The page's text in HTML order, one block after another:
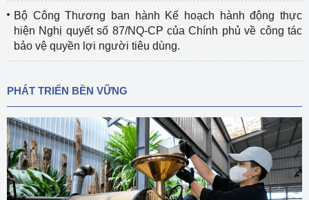
Bộ Công Thương ban hành Kế hoạch hành động thực
hiện Nghị quyết số 87/NQ-CP của Chính phủ về công tác
bảo vệ quyền lợi người tiêu dùng.
PHÁT TRIỂN BỀN VỮNG